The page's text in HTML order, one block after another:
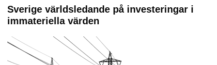
Sverige världsledande på investeringar i
immateriella värden